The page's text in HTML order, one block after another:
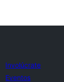
Involúcrate
Eventos